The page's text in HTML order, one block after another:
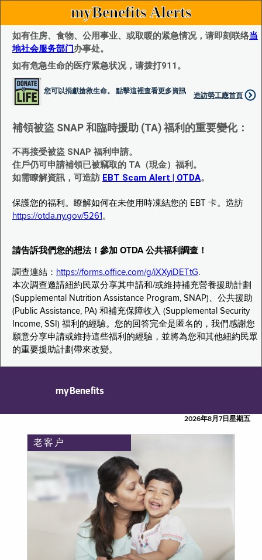
myBenefits Alerts
如有住房、食物、公用事业、或取暖的紧急情况，请即刻联络当
地社会服务部门办事处。
如有危急生命的医疗紧急状况，请拨打911。
您可以捐獻搶救生命。 點擊這裡查看更多資訊
造訪勞工廰首頁
補領被盜 SNAP 和臨時援助 (TA) 福利的重要變化：
不再接受被盜 SNAP 福利申請。
住戶仍可申請補領已被竊取的 TA（現金）福利。
如需瞭解資訊，可造訪 EBT Scam Alert | OTDA。
保護您的福利。瞭解如何在未使用時凍結您的 EBT 卡。造訪
https://otda.ny.gov/5261 。
請告訴我們您的想法！參加 OTDA 公共福利調查！
調查連結： https://forms.office.com/g/iXXyiDETtG.
本次調查邀請紐約民眾分享其申請和/或維持補充營養援助計劃
(Supplemental Nutrition Assistance Program, SNAP)、公共援助
(Public Assistance, PA) 和補充保障收入 (Supplemental Security
Income, SSI) 福利的經驗。您的回答完全是匿名的，我們感謝您
願意分享申請或維持這些福利的經驗，並將為您和其他紐約民眾
的重要援助計劃帶來改變。
myBenefits
2026年8月7日星期五
老客户